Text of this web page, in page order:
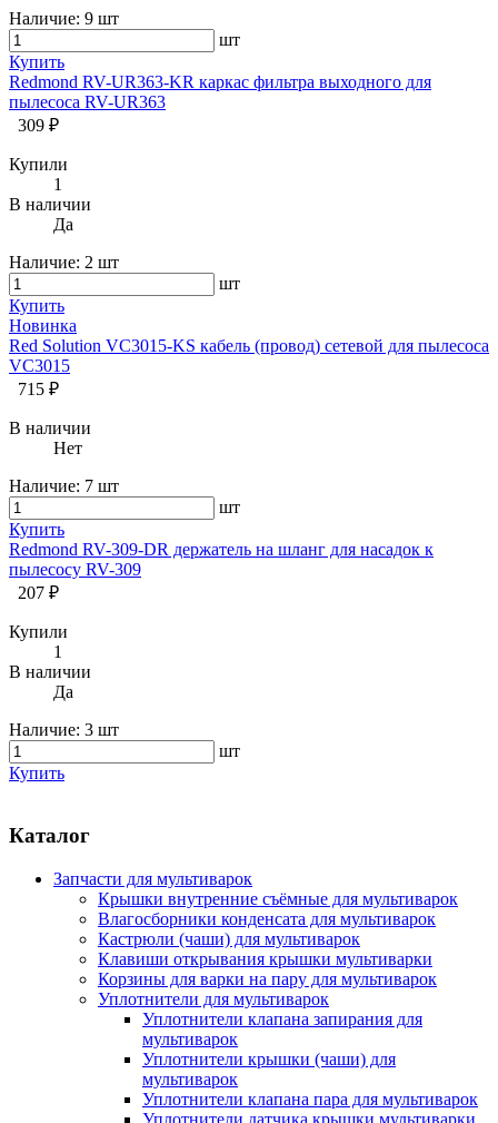
Наличие: 9 шт
шт
Купить
Redmond RV-UR363-KR каркас фильтра выходного для
пылесоса RV-UR363
309 ₽
Купили
1
В наличии
Да
Наличие: 2 шт
шт
Купить
Новинка
Red Solution VC3015-KS кабель (провод) сетевой для пылесоса
VC3015
715 ₽
В наличии
Нет
Наличие: 7 шт
шт
Купить
Redmond RV-309-DR держатель на шланг для насадок к
пылесосу RV-309
207 ₽
Купили
1
В наличии
Да
Наличие: 3 шт
шт
Купить
Каталог
Запчасти для мультиварок
Крышки внутренние съёмные для мультиварок
Влагосборники конденсата для мультиварок
Кастрюли (чаши) для мультиварок
Клавиши открывания крышки мультиварки
Корзины для варки на пару для мультиварок
Уплотнители для мультиварок
Уплотнители клапана запирания для
мультиварок
Уплотнители крышки (чаши) для
мультиварок
Уплотнители клапана пара для мультиварок
Уплотнители датчика крышки мультиварки